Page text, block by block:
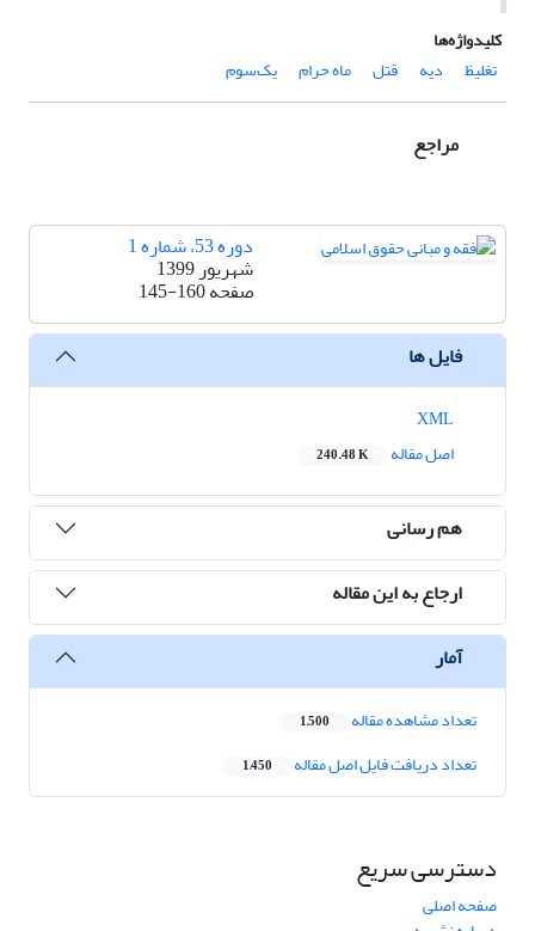
کلیدواژه‌ها
تغلیظ
دیه قتل ماه حرام یک‌سوم
مراجع
دوره 53، شماره 1
شهریور 1399
صفحه145-160
فایل ها
اصل مقاله
240.48 K
هم رسانی
ارجاع به این مقاله
آمار
تعداد مشاهده مقاله 1,500
تعداد دریافت فایل اصل مقاله 1,450
دسترسی سریع
صفحه اصلی